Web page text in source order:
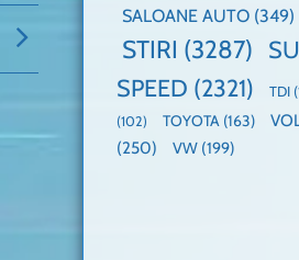
SALOANE AUTO (349)
STIRI (3287)
SPEED (2321) TDI
(102)
TOYOTA (163)
(250)
VW (199)